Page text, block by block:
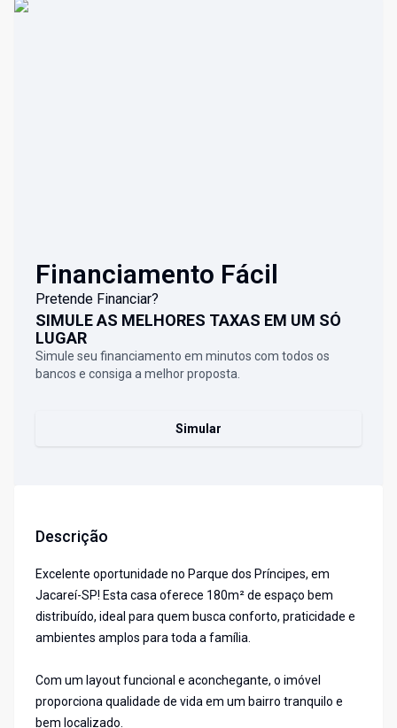
Financiamento Fácil
Pretende Financiar?
SIMULE AS MELHORES TAXAS EM UM SÓ
LUGAR
Simule seu financiamento em minutos com todos os
bancos e consiga a melhor proposta.
Simular
Descrição
Excelente oportunidade no Parque dos Príncipes, em
Jacareí-SP! Esta casa oferece 180m² de espaço bem
distribuído, ideal para quem busca conforto, praticidade e
ambientes amplos para toda a família.
Com um layout funcional e aconchegante, o imóvel
proporciona qualidade de vida em um bairro tranquilo e
bem localizado.